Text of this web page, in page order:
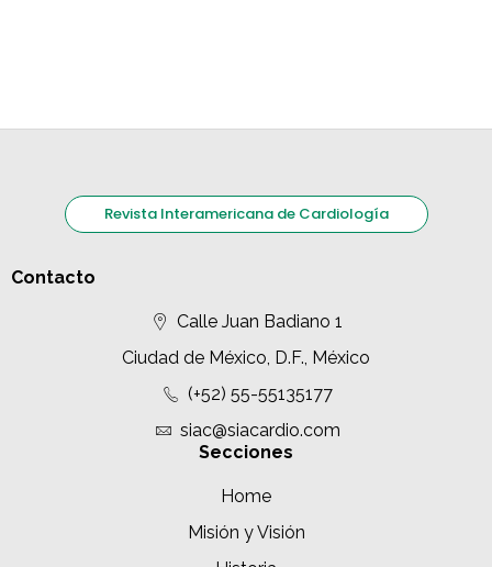
Revista Interamericana de Cardiología
Contacto
Calle Juan Badiano 1
Ciudad de México, D.F., México
(+52) 55-55135177
siac@siacardio.com
Secciones
Home
Misión y Visión